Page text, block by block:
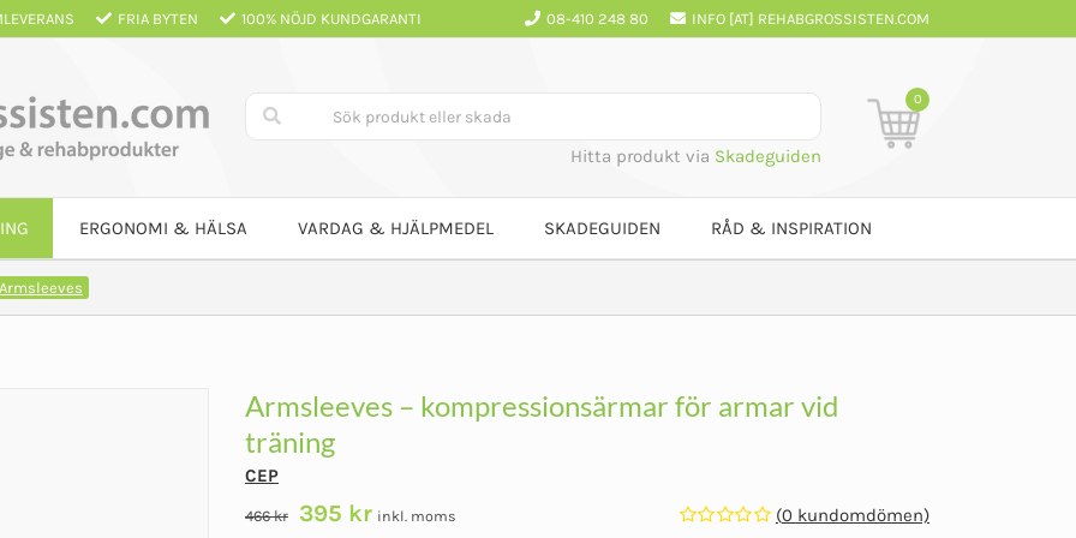
FRIA BYTEN 100% NÖJD KUNDGARANTI 08-410 248 80 INFO [AT] REHABGROSSISTEN.COM
Hitta produkt via Skadeguiden
0
ERGONOMI & HÄLSA VARDAG & HJÄLPMEDEL SKADEGUIDEN RÅD & INSPIRATION
Armsleeves
Armsleeves – kompressionsärmar för armar vid
träning
CEP
466kr
Det
395 krDet
inkl. moms (0 kundomdömen)